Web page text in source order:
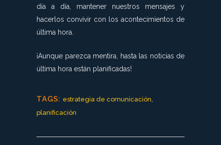
día a día, mantener nuestros mensajes y
hacerlos convivir con los acontecimientos de
última hora.
¡Aunque parezca mentira, hasta las noticias de
última hora están planificadas!
TAGS: estrategia de comunicación,
planificación